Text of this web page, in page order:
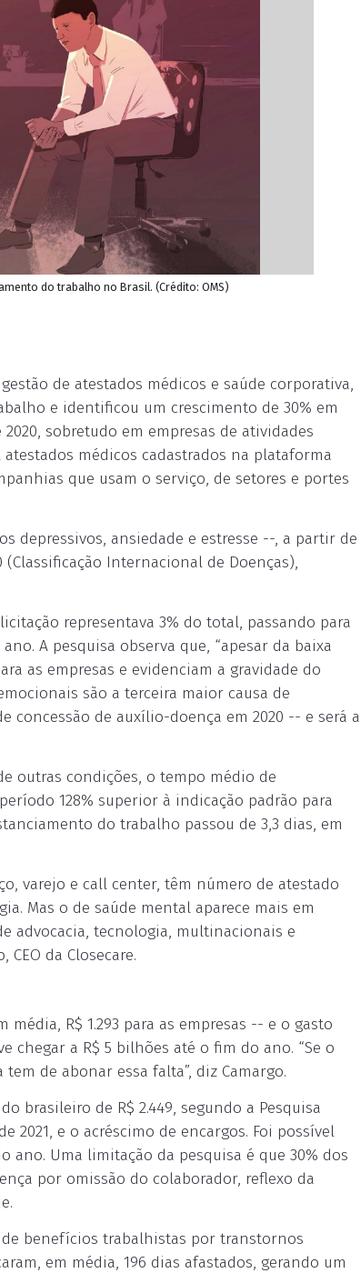
do trabalho no Brasil. (Crédito: OMS)
de atestados médicos e saúde corporativa,
e identificou um crescimento de 30% em
sobretudo em empresas de atividades
médicos cadastrados na plataforma
que usam o serviço, de setores e portes
depressivos, ansiedade e estresse --, a partir de
Internacional de Doenças),
representava 3% do total, passando para
A pesquisa observa que, “apesar da baixa
as empresas e evidenciam a gravidade do
são a terceira maior causa de
de auxílio-doença em 2020 -- e será a
outras condições, o tempo médio de
128% superior à indicação padrão para
do trabalho passou de 3,3 dias, em
varejo e call center, têm número de atestado
Mas o de saúde mental aparece mais em
advocacia, tecnologia, multinacionais e
da Closecare.
R$ 1.293 para as empresas -- e o gasto
chegar a R$ 5 bilhões até o fim do ano. “Se o
de abonar essa falta”, diz Camargo.
brasileiro de R$ 2.449, segundo a Pesquisa
e o acréscimo de encargos. Foi possível
ano. Uma limitação da pesquisa é que 30% dos
por omissão do colaborador, reflexo da
benefícios trabalhistas por transtornos
em média, 196 dias afastados, gerando um